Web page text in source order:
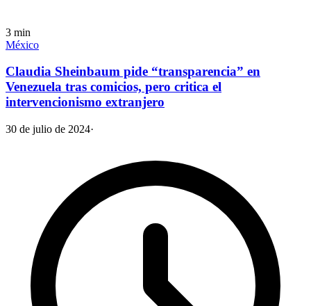
3 min
México
Claudia Sheinbaum pide “transparencia” en
Venezuela tras comicios, pero critica el
intervencionismo extranjero
30 de julio de 2024·